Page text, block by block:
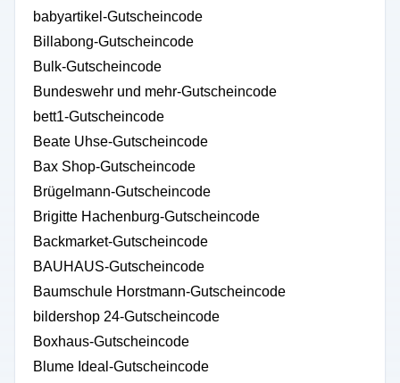
babyartikel-Gutscheincode
Billabong-Gutscheincode
Bulk-Gutscheincode
Bundeswehr und mehr-Gutscheincode
bett1-Gutscheincode
Beate Uhse-Gutscheincode
Bax Shop-Gutscheincode
Brügelmann-Gutscheincode
Brigitte Hachenburg-Gutscheincode
Backmarket-Gutscheincode
BAUHAUS-Gutscheincode
Baumschule Horstmann-Gutscheincode
bildershop 24-Gutscheincode
Boxhaus-Gutscheincode
Blume Ideal-Gutscheincode